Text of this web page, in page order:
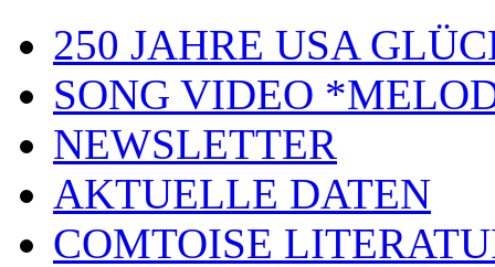
250 JAHRE USA
SONG VIDEO
NEWSLETTER
AKTUELLE DATEN
COMTOISE